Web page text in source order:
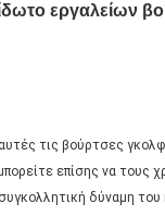
εργαλείων
τις βούρτσες
επίσης να τους
δύναμη